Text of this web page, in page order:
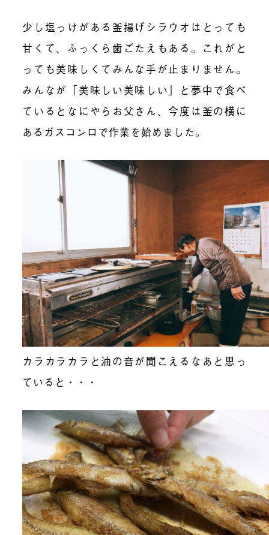
少し塩っけがある釜揚げシラウオはとっても
甘くて、ふっくら歯ごたえもある。これがと
っても美味しくてみんな手が止まりません。
みんなが「美味しい美味しい」と夢中で食べ
ているとなにやらお父さん、今度は釜の横に
あるガスコンロで作業を始めました。
カラカラカラと油の音が聞こえるなあと思っ
ていると・・・